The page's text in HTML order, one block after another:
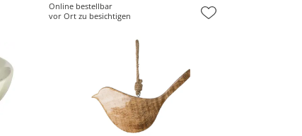
Online bestellbar
vor Ort zu besichtigen